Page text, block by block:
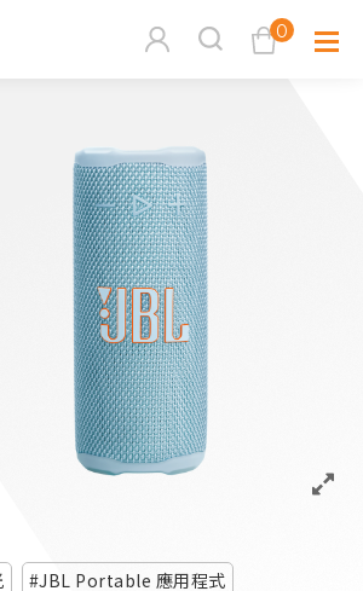
0
查看購物車
活動
JBL Portable 應用程式